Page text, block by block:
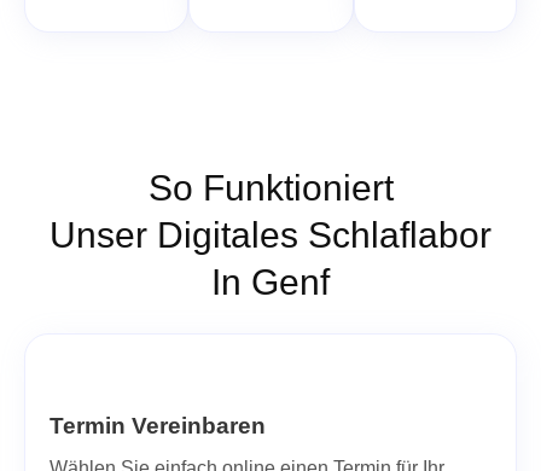
So Funktioniert
Unser Digitales Schlaflabor
In Genf
Termin Vereinbaren